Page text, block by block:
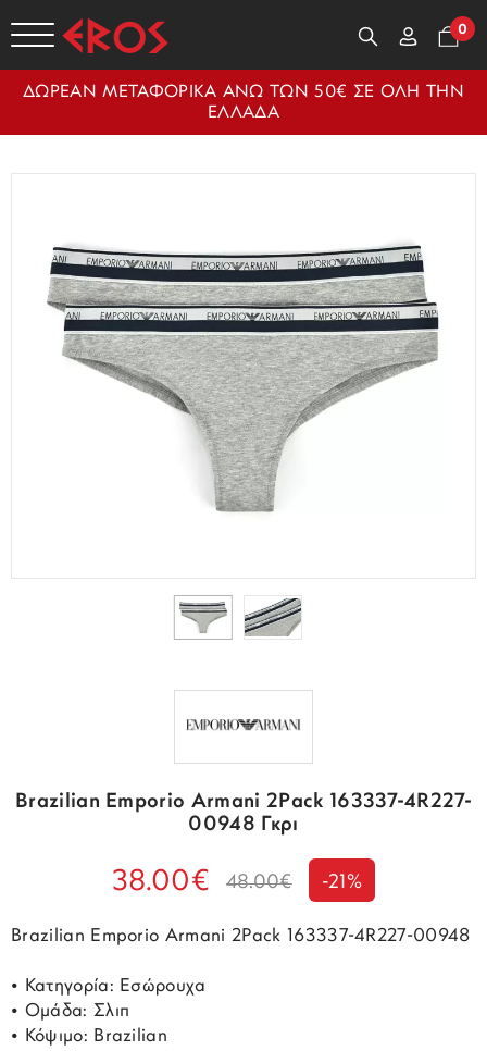
0
ΔΩΡΕΑΝ ΜΕΤΑΦΟΡΙΚΑ ΑΝΩ ΤΩΝ 50€ ΣΕ ΟΛΗ ΤΗΝ
ΕΛΛΑΔΑ
Brazilian Emporio Armani 2Pack 163337-4R227-
00948 Γκρι
38.00€ 48.00€ -21%
Brazilian Emporio Armani 2Pack 163337-4R227-00948
• Κατηγορία: Εσώρουχα
• Ομάδα: Σλιπ
• Κόψιμο: Brazilian